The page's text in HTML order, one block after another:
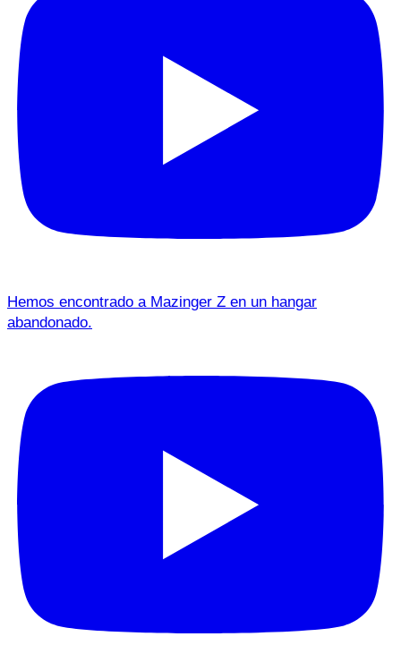
Hemos encontrado a Mazinger Z en un hangar
abandonado.